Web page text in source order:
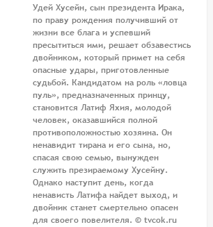
Удей Хусейн, сын президента Ирака,
по праву рождения получивший от
жизни все блага и успевший
пресытиться ими, решает обзавестись
двойником, который примет на себя
опасные удары, приготовленные
судьбой. Кандидатом на роль «ловца
пуль», предназначенных принцу,
становится Латиф Яхия, молодой
человек, оказавшийся полной
противоположностью хозяина. Он
ненавидит тирана и его сына, но,
спасая свою семью, вынужден
служить презираемому Хусейну.
Однако наступит день, когда
ненависть Латифа найдет выход, и
двойник станет смертельно опасен
для своего повелителя. © tvcok.ru